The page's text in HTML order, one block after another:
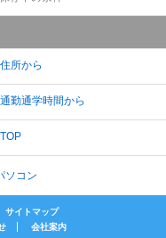
住所から
通勤通学時間から
TOP
ソコン
サイトマップ
会社案内